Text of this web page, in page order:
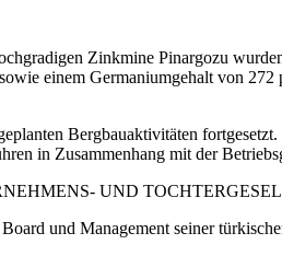
Zinkmine Pinargozu
einem Germaniumgehalt von 272
Bergbauaktivitäten
in Zusammenhang mit der
UND
und Management seiner